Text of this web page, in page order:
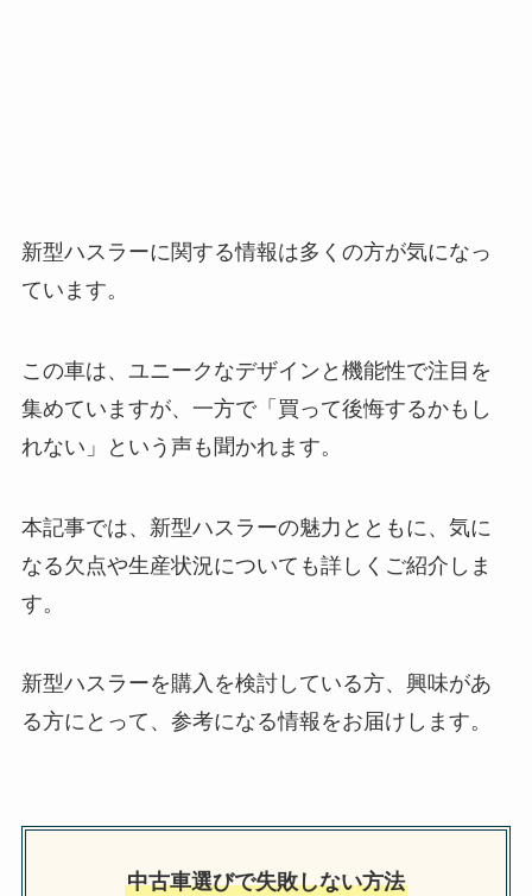
新型ハスラーに関する情報は多くの方が気になっ
ています。
この車は、ユニークなデザインと機能性で注目を
集めていますが、一方で「買って後悔するかもし
れない」という声も聞かれます。
本記事では、新型ハスラーの魅力とともに、気に
なる欠点や生産状況についても詳しくご紹介しま
す。
新型ハスラーを購入を検討している方、興味があ
る方にとって、参考になる情報をお届けします。
中古車選びで失敗しない方法